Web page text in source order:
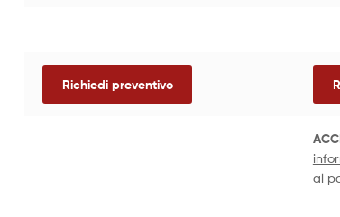
Richiedi preventivo
al